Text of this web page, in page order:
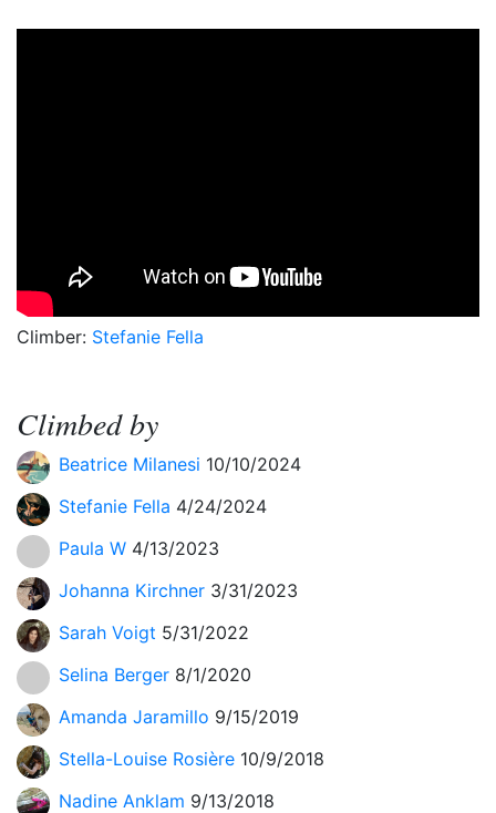
Climber: Stefanie Fella
Climbed by
Beatrice Milanesi 10/10/2024
Stefanie Fella 4/24/2024
Paula W 4/13/2023
Johanna Kirchner 3/31/2023
Sarah Voigt 5/31/2022
Selina Berger 8/1/2020
Amanda Jaramillo 9/15/2019
Stella-Louise Rosière 10/9/2018
Nadine Anklam 9/13/2018